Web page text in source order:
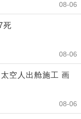
08-06
死
08-06
空人出舱施工 画
08-06